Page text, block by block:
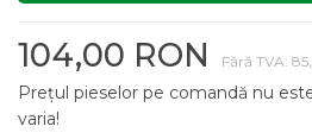
104,00 RON Fără TVA:
Prețul pieselor pe comandă nu
varia!